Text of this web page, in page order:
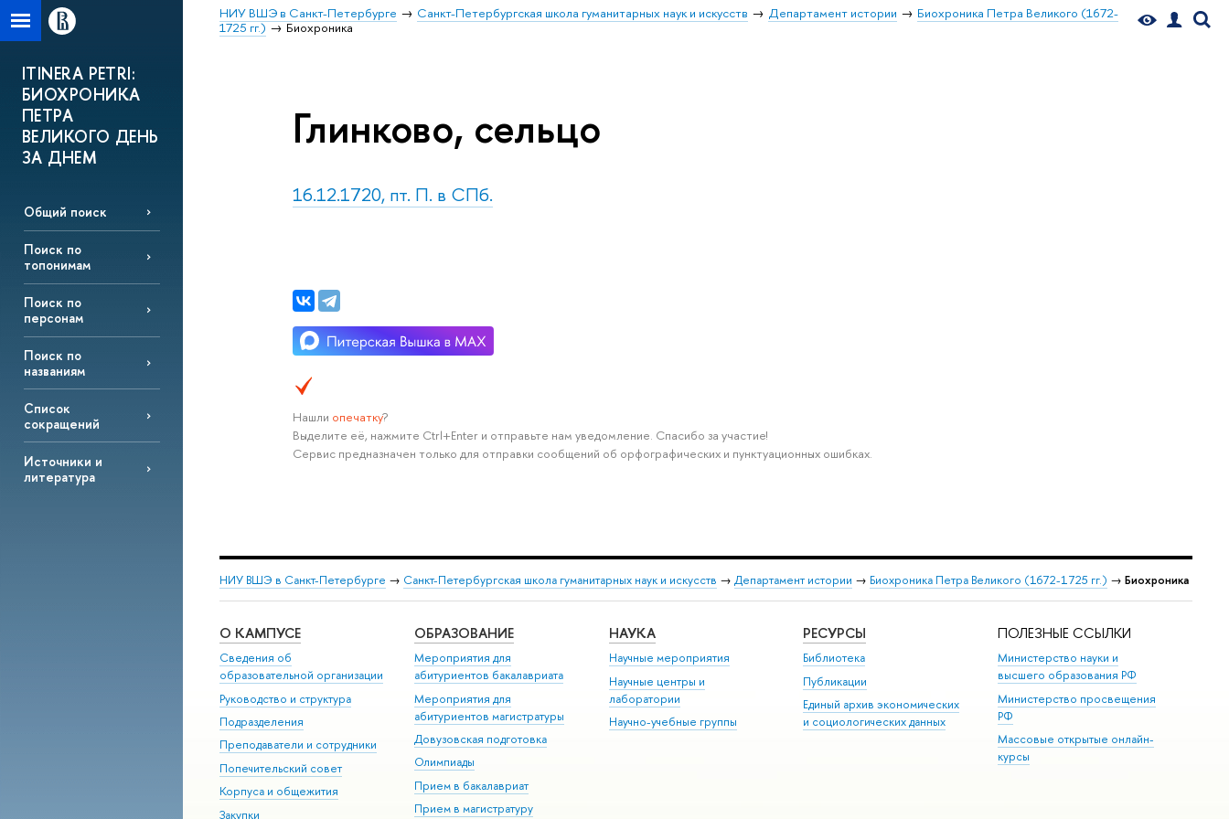
НИУ ВШЭ в Санкт-Петербурге Санкт-Петербургская школа гуманитарных наук и искусств Департамент истории
Биохроника Петра Великого (1672-
1725 гг.)
Биохроника
ITINERA PETRI:
БИОХРОНИКА
ПЕТРА
ВЕЛИКОГО ДЕНЬ
ЗА ДНЕМ
Общий поиск
Поиск по
топонимам
Поиск по
персонам
Поиск по
названиям
Список
сокращений
Источники и
литература
Глинково, сельцо
16.12.1720, пт. П. в СПб.
Нашли опечатку?
Выделите её, нажмите Ctrl+Enter и отправьте нам уведомление. Спасибо за участие!
Сервис предназначен только для отправки сообщений об орфографических и пунктуационных ошибках.
НИУ ВШЭ в Санкт-Петербурге → Санкт-Петербургская школа гуманитарных наук и искусств → Департамент истории → Биохроника Петра Великого (1672-1725 гг.) → Биохроника
О КАМПУСЕ
Сведения об
образовательной организации
Руководство и структура
Подразделения
Преподаватели и сотрудники
Попечительский совет
Корпуса и общежития
Закупки
ОБРАЗОВАНИЕ
Мероприятия для
абитуриентов бакалавриата
Мероприятия для
абитуриентов магистратуры
Довузовская подготовка
Олимпиады
Прием в бакалавриат
Прием в магистратуру
НАУКА
Научные мероприятия
Научные центры и
лаборатории
Научно-учебные группы
РЕСУРСЫ
Библиотека
Публикации
Единый архив экономических
и социологических данных
ПОЛЕЗНЫЕ ССЫЛКИ
Министерство науки и
высшего образования РФ
Министерство просвещения
РФ
Массовые открытые онлайн-
курсы